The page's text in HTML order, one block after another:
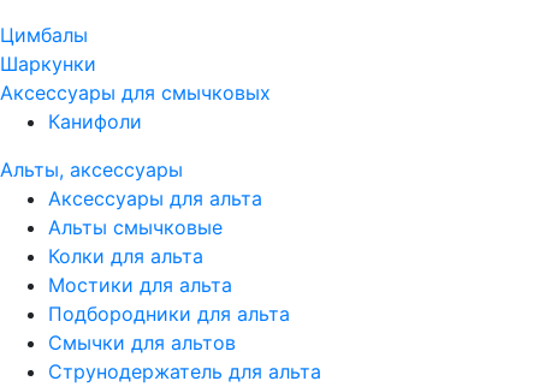
Цимбалы
Шаркунки
Аксессуары для смычковых
Канифоли
Альты, аксессуары
Аксессуары для альта
Альты смычковые
Колки для альта
Мостики для альта
Подбородники для альта
Смычки для альтов
Струнодержатель для альта